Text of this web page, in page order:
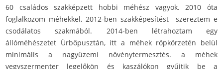
60 családos szakképzett hobbi méhész vagyok. 2010 óta
foglalkozom méhekkel, 2012-ben szakképesítést szereztem e
csodálatos szakmából. 2014-ben létrahoztam egy
állóméhészetet Ürbőpusztán, itt a méhek röpkörzetén belül
minimális a nagyüzemi növénytermesztés. a méhek
vegyszermenter legelőkön és kaszálókon gyűjtik be a